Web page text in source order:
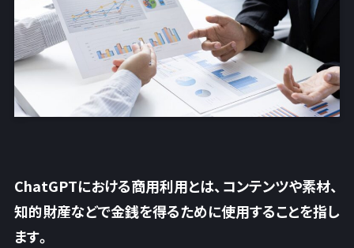
ChatGPTにおける商用利用とは、コンテンツや素材、
知的財産などで金銭を得るために使用することを指し
ます。